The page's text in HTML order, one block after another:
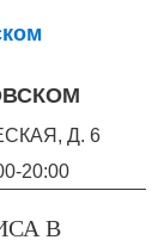
Д. 6
20:00